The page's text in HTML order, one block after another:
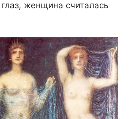
женщина считалась